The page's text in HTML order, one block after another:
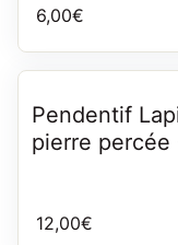
Prix normal
6,00€
Pendentif
pierre
Prix normal
12,00€